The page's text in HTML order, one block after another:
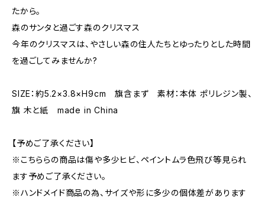
たから。
森のサンタと過ごす森のクリスマス
今年のクリスマスは、やさしい森の住人たちとゆったりとした時間
を過ごしてみませんか?
SIZE：約5.2×3.8×H9cm 旗含まず 素材：本体 ポリレジン製、
旗 木と紙 made in China
【予めご了承ください】
※こちららの商品は傷や多少ヒビ、ペイントムラ色飛び等見られ
ます予めご了承ください。
※ハンドメイド商品の為、サイズや形に多少の個体差があります